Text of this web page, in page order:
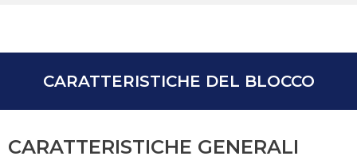
CARATTERISTICHE DEL BLOCCO
CARATTERISTICHE GENERALI